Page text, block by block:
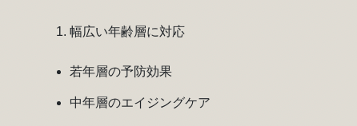
幅広い年齢層に対応
若年層の予防効果
中年層のエイジングケア